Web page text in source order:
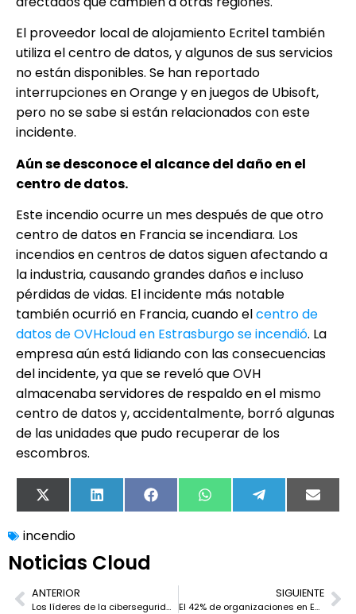
El proveedor local de alojamiento Ecritel también
utiliza el centro de datos, y algunos de sus servicios
no están disponibles. Se han reportado
interrupciones en Orange y en juegos de Ubisoft,
pero no se sabe si están relacionados con este
incidente.
Aún se desconoce el alcance del daño en el
centro de datos.
Este incendio ocurre un mes después de que otro
centro de datos en Francia se incendiara. Los
incendios en centros de datos siguen afectando a
la industria, causando grandes daños e incluso
pérdidas de vidas. El incidente más notable
también ocurrió en Francia, cuando elcentro de
datos de OVHcloud en Estrasburgo se incendió. La
empresa aún está lidiando con las consecuencias
del incidente, ya que se reveló que OVH
almacenaba servidores de respaldo en el mismo
centro de datos y, accidentalmente, borró algunas
de las unidades que pudo recuperar de los
escombros.
X
(Twitter)
LinkedIn FacebookWhatsApp TelegramEmail
incendio
Noticias Cloud
ANTERIOR
Los líderes de la ciberseguridad OT ofrecerán el primer intercambio de información Open Source
SIGUIENTE
El 42% de organizaciones en España atacadas con phishing en 2022 también reportaron robo de credenciales